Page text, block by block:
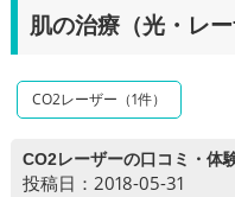
肌の治療（光・レ
CO2レーザー（1件）
CO2レーザーの口コミ・体
投稿日：2018-05-31